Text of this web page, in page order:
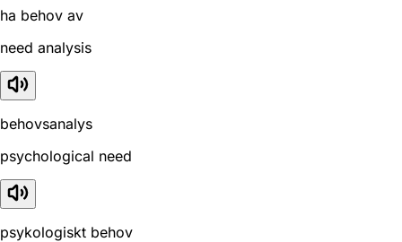
ha behov av
need analysis
behovsanalys
psychological need
psykologiskt behov